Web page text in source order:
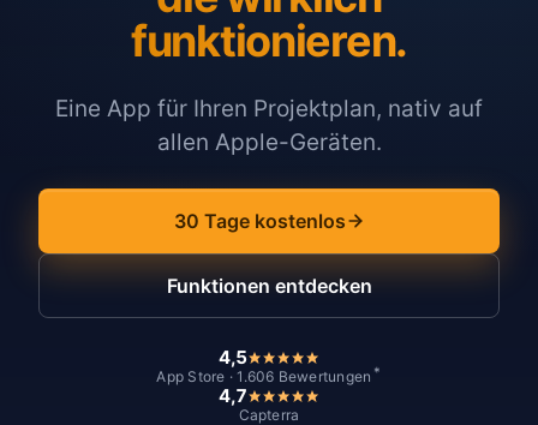
funktionieren.
Eine App für Ihren Projektplan, nativ auf
allen Apple-Geräten.
30 Tage kostenlos
Funktionen entdecken
4,5
App Store · 1.606 Bewertungen *
4,7
Capterra